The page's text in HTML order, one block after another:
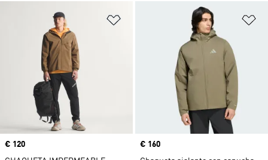
Añadir a la lista de deseos
Precio
€ 120
Precio
€ 160